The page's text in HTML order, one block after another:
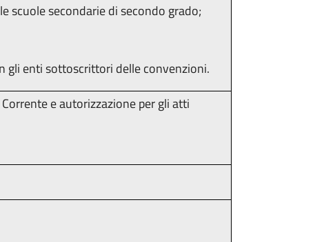
scuole secondarie di secondo grado;
gli enti sottoscrittori delle convenzioni.
e autorizzazione per gli atti